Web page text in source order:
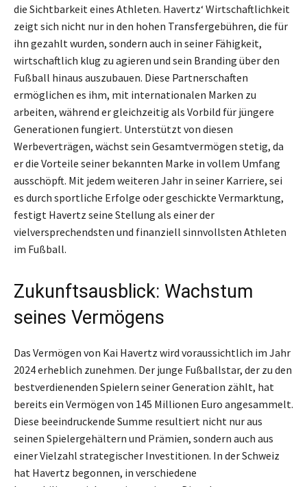
die Sichtbarkeit eines Athleten. Havertz‘ Wirtschaftlichkeit
zeigt sich nicht nur in den hohen Transfergebühren, die für
ihn gezahlt wurden, sondern auch in seiner Fähigkeit,
wirtschaftlich klug zu agieren und sein Branding über den
Fußball hinaus auszubauen. Diese Partnerschaften
ermöglichen es ihm, mit internationalen Marken zu
arbeiten, während er gleichzeitig als Vorbild für jüngere
Generationen fungiert. Unterstützt von diesen
Werbeverträgen, wächst sein Gesamtvermögen stetig, da
er die Vorteile seiner bekannten Marke in vollem Umfang
ausschöpft. Mit jedem weiteren Jahr in seiner Karriere, sei
es durch sportliche Erfolge oder geschickte Vermarktung,
festigt Havertz seine Stellung als einer der
vielversprechendsten und finanziell sinnvollsten Athleten
im Fußball.
Zukunftsausblick: Wachstum
seines Vermögens
Das Vermögen von Kai Havertz wird voraussichtlich im Jahr
2024 erheblich zunehmen. Der junge Fußballstar, der zu den
bestverdienenden Spielern seiner Generation zählt, hat
bereits ein Vermögen von 145 Millionen Euro angesammelt.
Diese beeindruckende Summe resultiert nicht nur aus
seinen Spielergehältern und Prämien, sondern auch aus
einer Vielzahl strategischer Investitionen. In der Schweiz
hat Havertz begonnen, in verschiedene